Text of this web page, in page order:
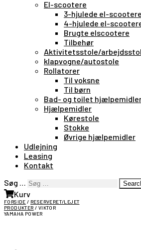
El-scootere
3-hjulede el-scootere
4-hjulede el-
Brugte elscootere
Tilbehør
Aktivitetsstole/
klapvogne/autostole
Rollatorer
Til voksne
Til børn
Bad- og toilet
Hjælpemidler
Kørestole
Stokke
Øvrige hjælpemidler
Udlejning
Leasing
Kontakt
Søg …
Kurv
FORSIDE / RESERVERET/LEJET
PRODUKTER / VIKTOR
YAMAHA POWER